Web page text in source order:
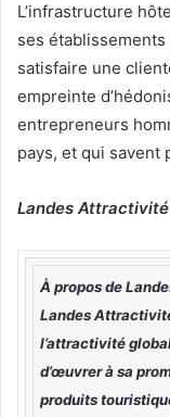
L’infrastructure
ses
satisfaire une
empreinte
entrepreneurs
pays, et qui savent
Landes
À propos de
Landes
l’attractivité
d’œuvrer à sa
produits